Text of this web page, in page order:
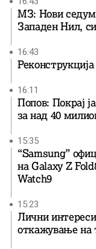
МЗ: Нови седум
Западен Нил,
16:43
16:11
Попов: Покрај
за над 40
15:35
“Samsung”
на Galaxy Z
Watch9
15:23
Лични
откажување на